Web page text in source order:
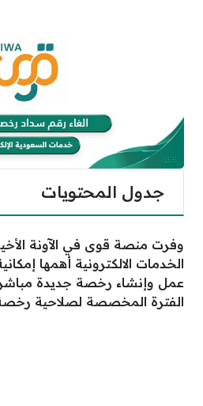
جدول المحتويات
وفرت منصة قوى في الآونة
الخدمات الالكترونية أهمها
عمل وإنشاء رخصة جديدة
الفترة المخصصة لصلاحية